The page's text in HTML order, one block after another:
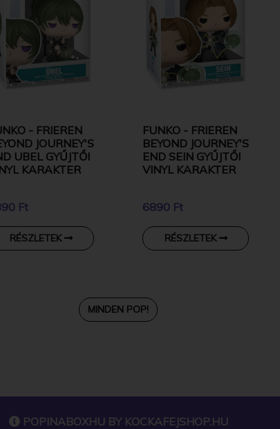
- FRIEREN
JOURNEY'S
UBEL GYŰJTŐI
KARAKTER
Ft
RÉSZLETEK
FUNKO - FRIEREN
BEYOND JOURNEY'S
END SEIN GYŰJTŐI
VINYL KARAKTER
6890 Ft
RÉSZLETEK
MINDEN POP!
POPINABOXHU BY KOCKAFEJSHOP.HU